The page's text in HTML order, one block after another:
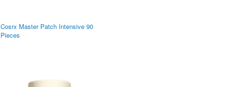
Cosrx Master Patch Intensive 90
Pieces